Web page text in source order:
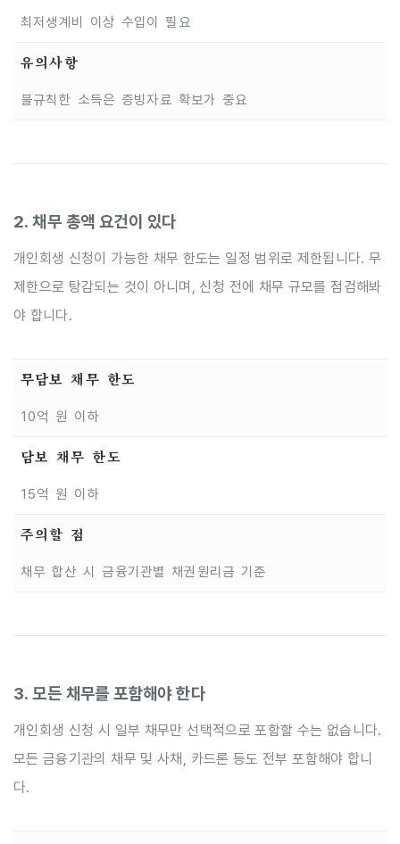
최저생계비 이상 수입이 필요
유의사항
불규칙한 소득은 증빙자료 확보가 중요
2. 채무 총액 요건이 있다
개인회생 신청이 가능한 채무 한도는 일정 범위로 제한됩니다. 무
제한으로 탕감되는 것이 아니며, 신청 전에 채무 규모를 점검해봐
야 합니다.
무담보 채무 한도
10억 원 이하
담보 채무 한도
15억 원 이하
주의할 점
채무 합산 시 금융기관별 채권원리금 기준
3. 모든 채무를 포함해야 한다
개인회생 신청 시 일부 채무만 선택적으로 포함할 수는 없습니다.
모든 금융기관의 채무 및 사채, 카드론 등도 전부 포함해야 합니
다.